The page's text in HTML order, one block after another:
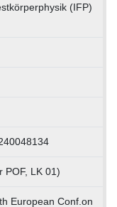
(IFP)
POF, LK 01)
European Conf.on